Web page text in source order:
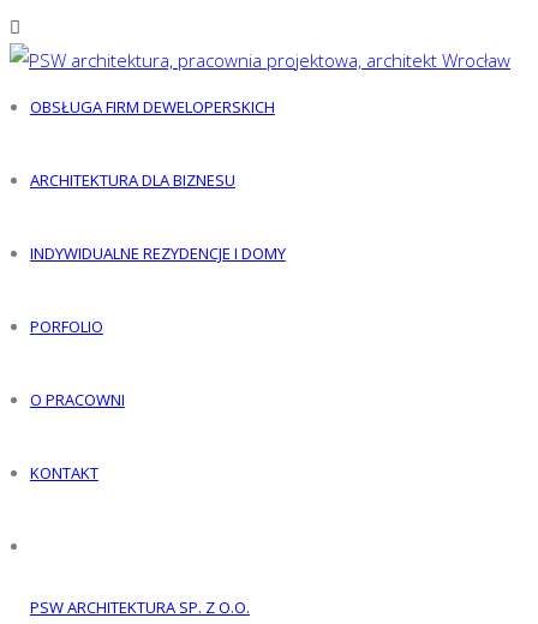
OBSŁUGA FIRM DEWELOPERSKICH
ARCHITEKTURA DLA BIZNESU
INDYWIDUALNE REZYDENCJE I DOMY
PORFOLIO
O PRACOWNI
KONTAKT
PSW ARCHITEKTURA SP. Z O.O.